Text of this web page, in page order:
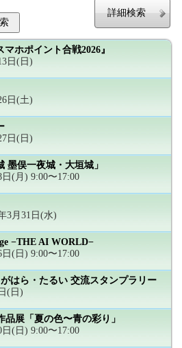
詳細検索
ホポイント合戦2026』
日(日)
日(土)
日(日)
墨俣一夜城・大垣城」
(月) 9:00〜17:00
3月31日(水)
−THE AI WORLD−
(日) 9:00〜17:00
はら・たるい 交流スタンプラリー
(日)
展「夏の色〜青の彩り」
(日) 9:00〜17:00